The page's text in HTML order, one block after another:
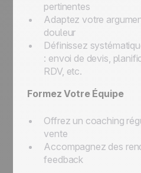
pertinentes
Adaptez votre
douleur
Définissez
: envoi de devis,
RDV, etc.
Formez Votre Équipe
Offrez un coaching
vente
Accompagnez des
feedback